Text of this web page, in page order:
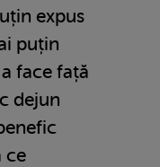
expus
puțin
face față
dejun
ce